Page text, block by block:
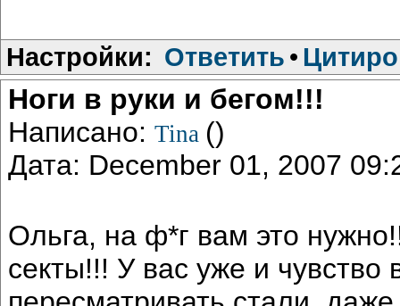
Настройки: Ответить •
Ноги в руки и бегом!!!
Написано: Tina ()
Дата: December 01, 2007
Ольга, на ф*г вам это
секты!!! У вас уже и